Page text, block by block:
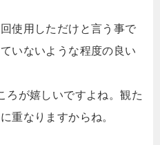
使用しただけと言う事で
いないような程度の良い
ろが嬉しいですよね。観た
重なりますからね。